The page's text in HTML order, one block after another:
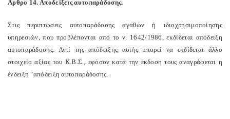
Αρθρο 14. Αποδείξεις αυτοπαράδοσης.
Στις περιπτώσεις αυτοπαράδοσης αγαθών ή ιδιοχρησιμοποίησης
υπηρεσιών, που προβλέπονται από το ν. 1642/1986, εκδίδεται απόδειξη
αυτοπαράδοσης. Αντί της απόδειξης αυτής μπορεί να εκδίδεται άλλο
στοιχείο αξίας του Κ.Β.Σ., εφόσον κατά την έκδοση τους αναγράφεται η
ένδειξη "απόδειξη αυτοπαράδοσης.